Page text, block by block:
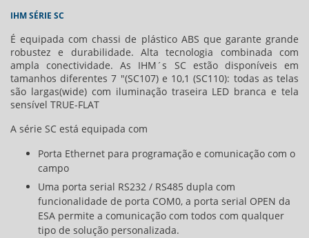
IHM SÉRIE SC
É equipada com chassi de plástico ABS que garante grande
robustez e durabilidade. Alta tecnologia combinada com
ampla conectividade. As IHM´s SC estão disponíveis em
tamanhos diferentes 7 "(SC107) e 10,1 (SC110): todas as telas
são largas(wide) com iluminação traseira LED branca e tela
sensível TRUE-FLAT
A série SC está equipada com
Porta Ethernet para programação e comunicação com o
campo
Uma porta serial RS232 / RS485 dupla com
funcionalidade de porta COM0, a porta serial OPEN da
ESA permite a comunicação com todos com qualquer
tipo de solução personalizada.